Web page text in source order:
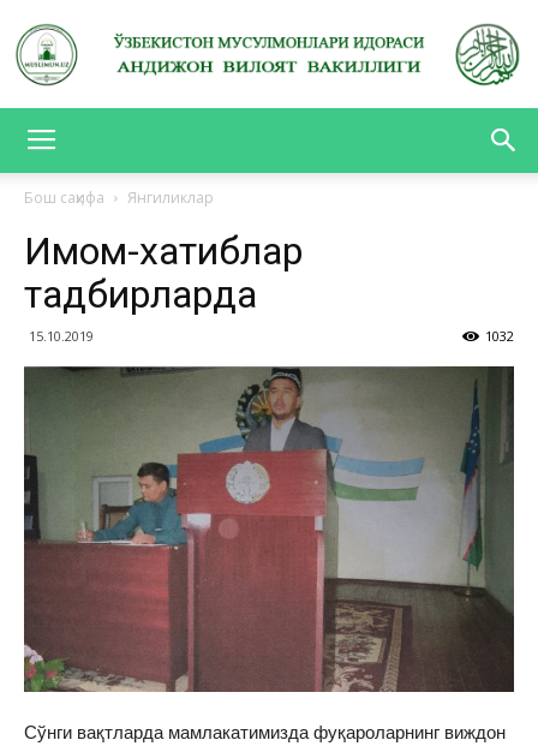
ВИЛОЯТ
Бош саҳифа Янгиликлар
Имом-хатиблар
тадбирларда
15.10.2019 1032
Сўнги вақтларда мамлакатимизда фуқароларнинг виждон